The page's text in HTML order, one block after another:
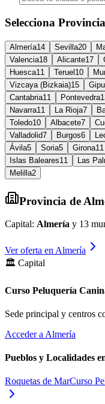
Selecciona
Almería14 Sevilla20
Valencia18 Alicante17
Huesca11 Teruel 10
Vizcaya (Bizkaia)15
Cantabria11 Pontevedra
Navarra11 La Rioja7
Toledo10 Albacete7
Valladolid7 Burgos6
Ávila5 Soria5 Girona11
Islas Baleares11 Las
Melilla2
Provincia de
Capital: Almería y 13
Ver oferta en Almería
🏛️ Capital
Curso Peluquería
Sede principal y centros
Acceder a Almería
Pueblos y Localidades
Roquetas de MarCurso